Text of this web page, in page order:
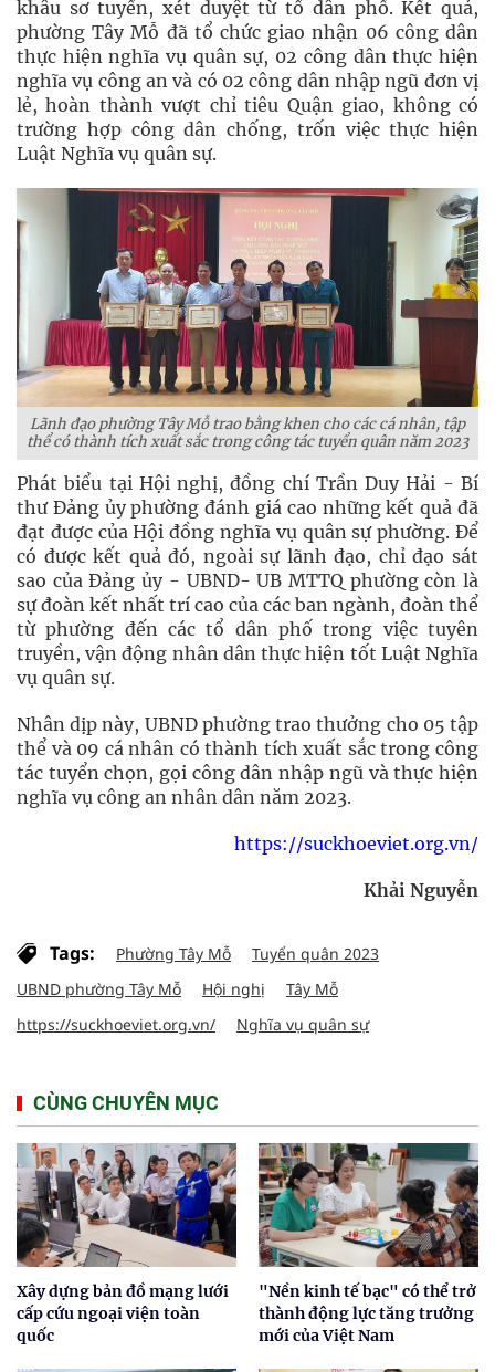
khâu sơ tuyển, xét duyệt từ tổ dân phố. Kết quả,
phường Tây Mỗ đã tổ chức giao nhận 06 công dân
thực hiện nghĩa vụ quân sự, 02 công dân thực hiện
nghĩa vụ công an và có 02 công dân nhập ngũ đơn vị
lẻ, hoàn thành vượt chỉ tiêu Quận giao, không có
trường hợp công dân chống, trốn việc thực hiện
Luật Nghĩa vụ quân sự.
Lãnh đạo phường Tây Mỗ trao bằng khen cho các cá nhân, tập
thể có thành tích xuất sắc trong công tác tuyển quân năm 2023
Phát biểu tại Hội nghị, đồng chí Trần Duy Hải - Bí
thư Đảng ủy phường đánh giá cao những kết quả đã
đạt được của Hội đồng nghĩa vụ quân sự phường. Để
có được kết quả đó, ngoài sự lãnh đạo, chỉ đạo sát
sao của Đảng ủy - UBND- UB MTTQ phường còn là
sự đoàn kết nhất trí cao của các ban ngành, đoàn thể
từ phường đến các tổ dân phố trong việc tuyên
truyền, vận động nhân dân thực hiện tốt Luật Nghĩa
vụ quân sự.
Nhân dịp này, UBND phường trao thưởng cho 05 tập
thể và 09 cá nhân có thành tích xuất sắc trong công
tác tuyển chọn, gọi công dân nhập ngũ và thực hiện
nghĩa vụ công an nhân dân năm 2023.
https://suckhoeviet.org.vn/
Khải Nguyễn
Tags: Phường Tây Mỗ
Tuyển quân 2023
UBND phường Tây Mỗ
Hội nghị
Tây Mỗ
https://suckhoeviet.org.vn/
Nghĩa vụ quân sự
CÙNG CHUYÊN MỤC
Xây dựng bản đồ mạng lưới
cấp cứu ngoại viện toàn
quốc
"Nền kinh tế bạc" có thể trở
thành động lực tăng trưởng
mới của Việt Nam